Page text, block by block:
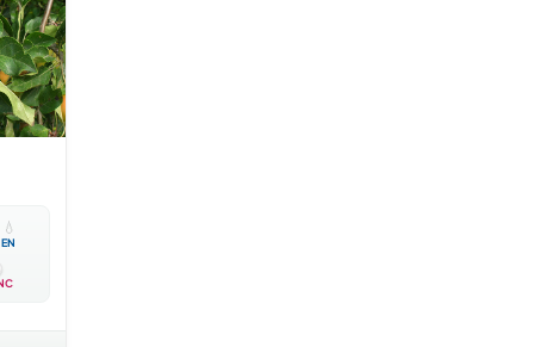
💧